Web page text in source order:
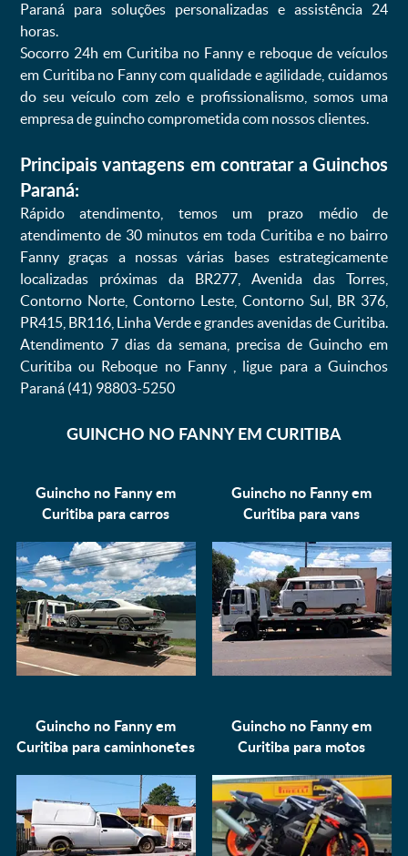
Paraná para soluções personalizadas e assistência 24
horas.
Socorro 24h em Curitiba no Fanny e reboque de veículos
em Curitiba no Fanny com qualidade e agilidade, cuidamos
do seu veículo com zelo e profissionalismo, somos uma
empresa de guincho comprometida com nossos clientes.
Principais vantagens em contratar a Guinchos
Paraná:
Rápido atendimento, temos um prazo médio de
atendimento de 30 minutos em toda Curitiba e no bairro
Fanny graças a nossas várias bases estrategicamente
localizadas próximas da BR277, Avenida das Torres,
Contorno Norte, Contorno Leste, Contorno Sul, BR 376,
PR415, BR116, Linha Verde e grandes avenidas de Curitiba.
Atendimento 7 dias da semana, precisa de Guincho em
Curitiba ou Reboque no Fanny , ligue para a Guinchos
Paraná (41) 98803-5250
GUINCHO NO FANNY EM CURITIBA
Guincho no Fanny em
Curitiba paracarros
Guincho no Fanny em
Curitiba paravans
Guincho no Fanny em
Curitiba paracaminhonetes
Guincho no Fanny em
Curitiba para motos